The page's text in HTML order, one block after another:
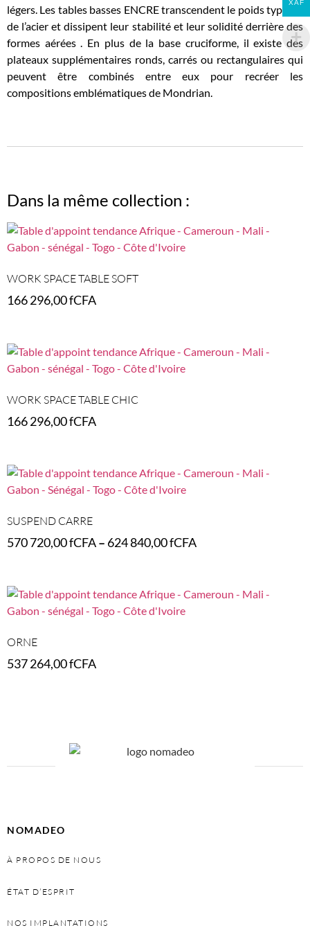
légers. Les tables basses ENCRE transcendent le poids typique
de l’acier et dissipent leur stabilité et leur solidité derrière des
formes aérées . En plus de la base cruciforme, il existe des
plateaux supplémentaires ronds, carrés ou rectangulaires qui
peuvent être combinés entre eux pour recréer les
compositions emblématiques de Mondrian.
Dans la même collection :
WORK SPACE TABLE SOFT
166 296,00fCFA
WORK SPACE TABLE CHIC
166 296,00fCFA
SUSPEND CARRE
570 720,00fCFA– 624 840,00fCFA
ORNE
537 264,00fCFA
NOMADEO
À PROPOS DE NOUS
ÉTAT D’ESPRIT
NOS IMPLANTATIONS
XAF